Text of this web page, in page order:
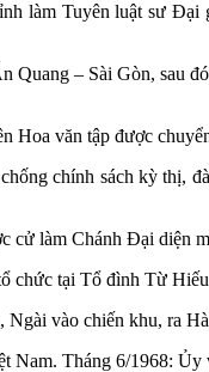
làm Tuyên luật sư
– Sài Gòn, sau
văn tập được
chính sách kỳ
cử làm Chánh Đại diện
chức tại Tổ đình Từ
vào chiến khu, ra
Tháng 6/1968: